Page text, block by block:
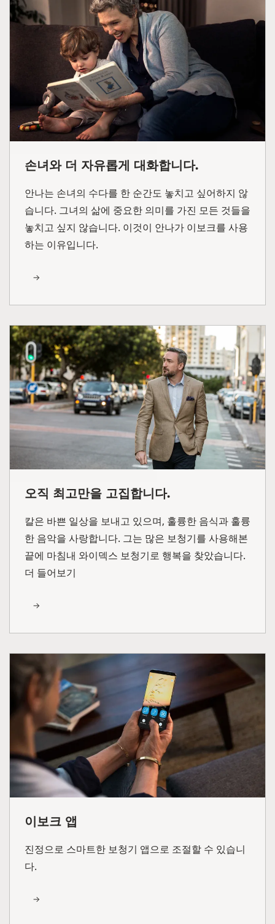
손녀와 더 자유롭게 대화합니다.
안나는 손녀의 수다를 한 순간도 놓치고 싶어하지 않
습니다. 그녀의 삶에 중요한 의미를 가진 모든 것들을
놓치고 싶지 않습니다. 이것이 안나가 이보크를 사용
하는 이유입니다.
오직 최고만을 고집합니다.
칼은 바쁜 일상을 보내고 있으며, 훌륭한 음식과 훌륭
한 음악을 사랑합니다. 그는 많은 보청기를 사용해본
끝에 마침내 와이덱스 보청기로 행복을 찾았습니다.
더 들어보기
이보크 앱
진정으로 스마트한 보청기 앱으로 조절할 수 있습니
다.